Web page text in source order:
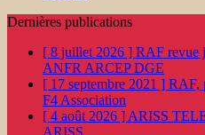
Dernières publications
[ 8 juillet 2026 ] RAF revue
ANFR ARCEP DGE
[ 17 septembre 2021 ] RAF,
F4 Association
[ 4 août 2026 ] ARISS
ARISS